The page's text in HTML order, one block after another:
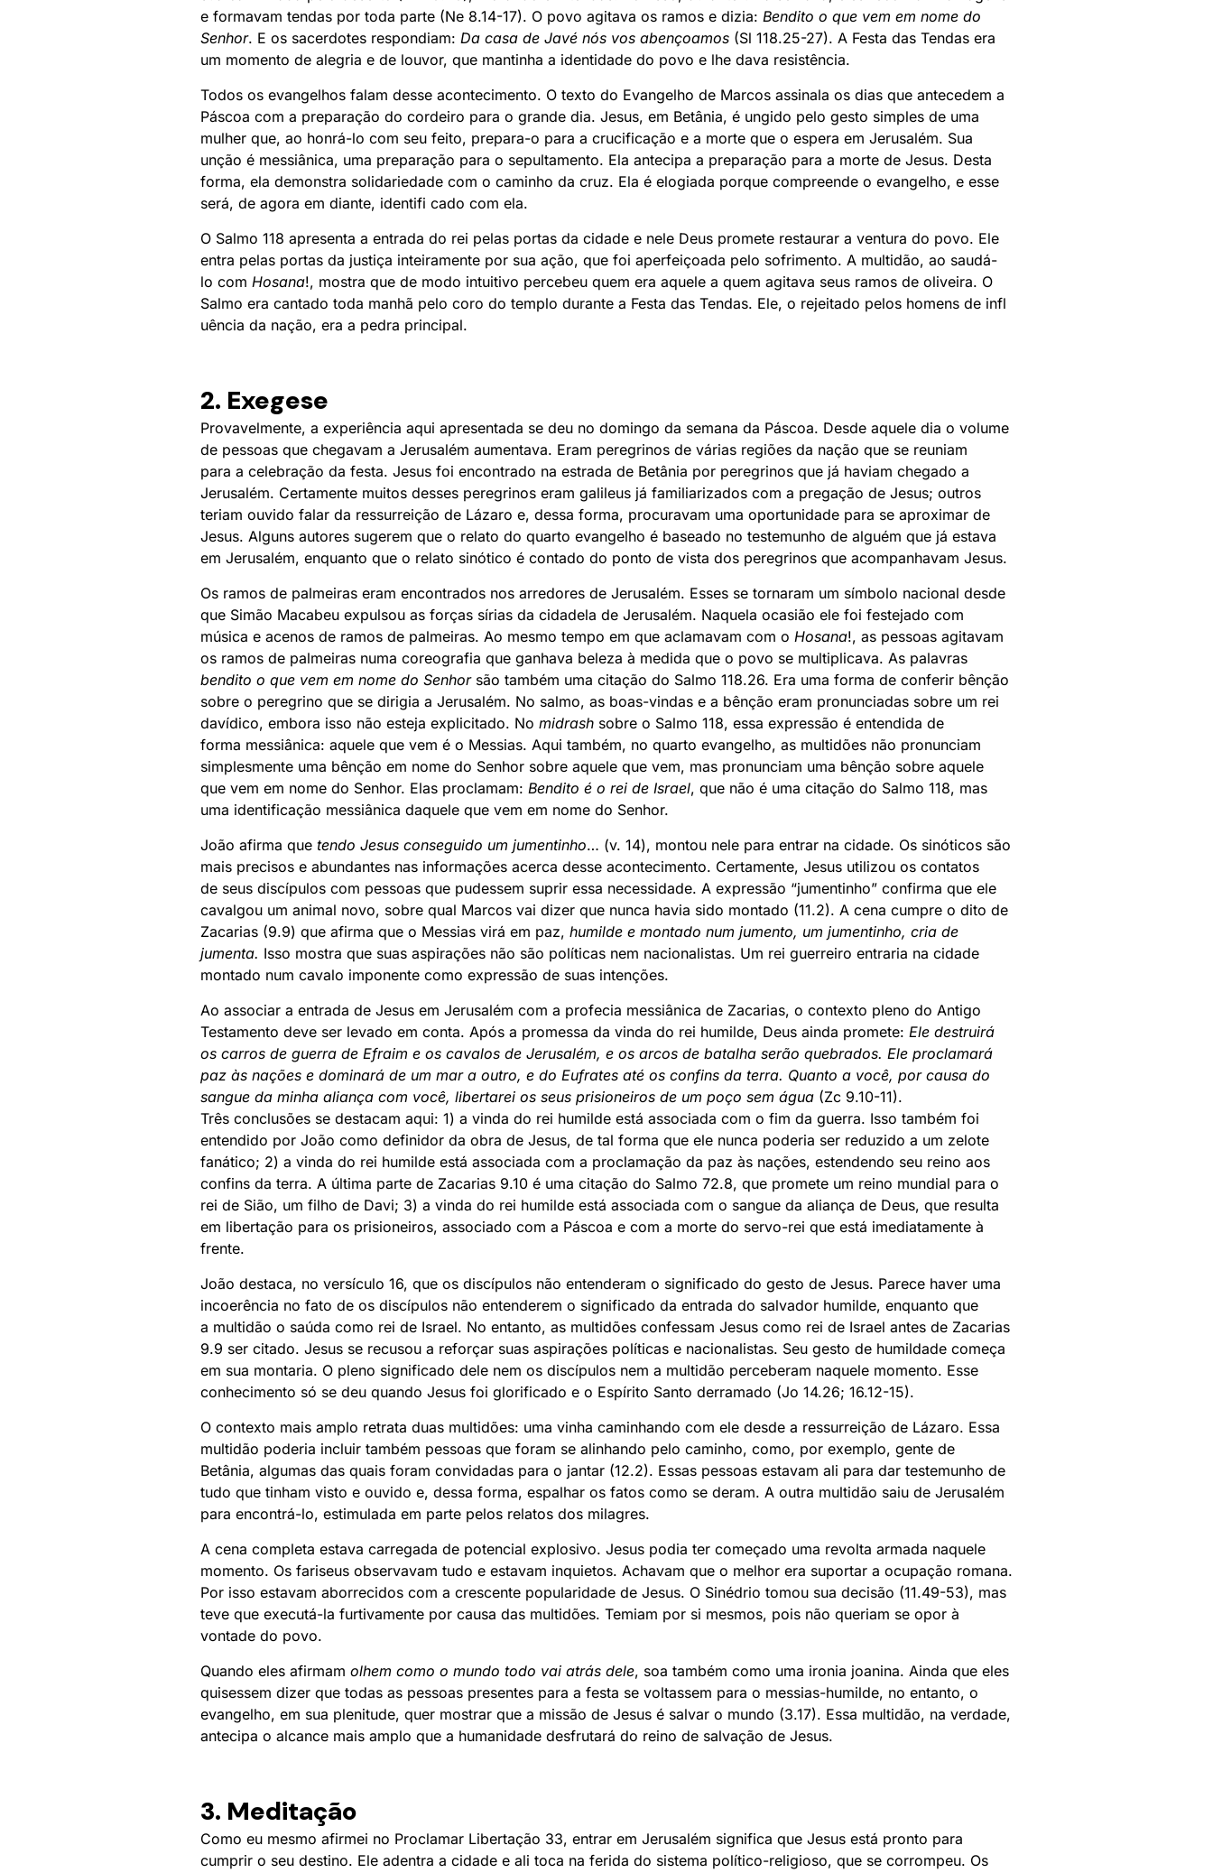
e formavam tendas por toda parte (Ne 8.14-17). O povo agitava os ramos e dizia: Bendito o que vem em nome do
Senhor. E os sacerdotes respondiam: Da casa de Javé nós vos abençoamos (Sl 118.25-27). A Festa das Tendas era
um momento de alegria e de louvor, que mantinha a identidade do povo e lhe dava resistência.
Todos os evangelhos falam desse acontecimento. O texto do Evangelho de Marcos assinala os dias que antecedem a
Páscoa com a preparação do cordeiro para o grande dia. Jesus, em Betânia, é ungido pelo gesto simples de uma
mulher que, ao honrá-lo com seu feito, prepara-o para a crucificação e a morte que o espera em Jerusalém. Sua
unção é messiânica, uma preparação para o sepultamento. Ela antecipa a preparação para a morte de Jesus. Desta
forma, ela demonstra solidariedade com o caminho da cruz. Ela é elogiada porque compreende o evangelho, e esse
será, de agora em diante, identifi cado com ela.
O Salmo 118 apresenta a entrada do rei pelas portas da cidade e nele Deus promete restaurar a ventura do povo. Ele
entra pelas portas da justiça inteiramente por sua ação, que foi aperfeiçoada pelo sofrimento. A multidão, ao saudá-
lo com Hosana!, mostra que de modo intuitivo percebeu quem era aquele a quem agitava seus ramos de oliveira. O
Salmo era cantado toda manhã pelo coro do templo durante a Festa das Tendas. Ele, o rejeitado pelos homens de infl
uência da nação, era a pedra principal.
2. Exegese
Provavelmente, a experiência aqui apresentada se deu no domingo da semana da Páscoa. Desde aquele dia o volume
de pessoas que chegavam a Jerusalém aumentava. Eram peregrinos de várias regiões da nação que se reuniam
para a celebração da festa. Jesus foi encontrado na estrada de Betânia por peregrinos que já haviam chegado a
Jerusalém. Certamente muitos desses peregrinos eram galileus já familiarizados com a pregação de Jesus; outros
teriam ouvido falar da ressurreição de Lázaro e, dessa forma, procuravam uma oportunidade para se aproximar de
Jesus. Alguns autores sugerem que o relato do quarto evangelho é baseado no testemunho de alguém que já estava
em Jerusalém, enquanto que o relato sinótico é contado do ponto de vista dos peregrinos que acompanhavam Jesus.
Os ramos de palmeiras eram encontrados nos arredores de Jerusalém. Esses se tornaram um símbolo nacional desde
que Simão Macabeu expulsou as forças sírias da cidadela de Jerusalém. Naquela ocasião ele foi festejado com
música e acenos de ramos de palmeiras. Ao mesmo tempo em que aclamavam com o Hosana!, as pessoas agitavam
os ramos de palmeiras numa coreografia que ganhava beleza à medida que o povo se multiplicava. As palavras
bendito o que vem em nome do Senhorsão também uma citação do Salmo 118.26. Era uma forma de conferir bênção
sobre o peregrino que se dirigia a Jerusalém. No salmo, as boas-vindas e a bênção eram pronunciadas sobre um rei
davídico, embora isso não esteja explicitado. No midrash sobre o Salmo 118, essa expressão é entendida de
forma messiânica: aquele que vem é o Messias. Aqui também, no quarto evangelho, as multidões não pronunciam
simplesmente uma bênção em nome do Senhor sobre aquele que vem, mas pronunciam uma bênção sobre aquele
que vem em nome do Senhor. Elas proclamam: Bendito é o rei de Israel, que não é uma citação do Salmo 118, mas
uma identificação messiânica daquele que vem em nome do Senhor.
João afirma que tendo Jesus conseguido um jumentinho… (v. 14), montou nele para entrar na cidade. Os sinóticos são
mais precisos e abundantes nas informações acerca desse acontecimento. Certamente, Jesus utilizou os contatos
de seus discípulos com pessoas que pudessem suprir essa necessidade. A expressão “jumentinho” confirma que ele
cavalgou um animal novo, sobre qual Marcos vai dizer que nunca havia sido montado (11.2). A cena cumpre o dito de
Zacarias (9.9) que afirma que o Messias virá em paz, humilde e montado num jumento, um jumentinho, cria de
jumenta. Isso mostra que suas aspirações não são políticas nem nacionalistas. Um rei guerreiro entraria na cidade
montado num cavalo imponente como expressão de suas intenções.
Ao associar a entrada de Jesus em Jerusalém com a profecia messiânica de Zacarias, o contexto pleno do Antigo
Testamento deve ser levado em conta. Após a promessa da vinda do rei humilde, Deus ainda promete: Ele destruirá
os carros de guerra de Efraim e os cavalos de Jerusalém, e os arcos de batalha serão quebrados. Ele proclamará
paz às nações e dominará de um mar a outro, e do Eufrates até os confins da terra. Quanto a você, por causa do
sangue da minha aliança com você, libertarei os seus prisioneiros de um poço sem água (Zc 9.10-11).
Três conclusões se destacam aqui: 1) a vinda do rei humilde está associada com o fim da guerra. Isso também foi
entendido por João como definidor da obra de Jesus, de tal forma que ele nunca poderia ser reduzido a um zelote
fanático; 2) a vinda do rei humilde está associada com a proclamação da paz às nações, estendendo seu reino aos
confins da terra. A última parte de Zacarias 9.10 é uma citação do Salmo 72.8, que promete um reino mundial para o
rei de Sião, um filho de Davi; 3) a vinda do rei humilde está associada com o sangue da aliança de Deus, que resulta
em libertação para os prisioneiros, associado com a Páscoa e com a morte do servo-rei que está imediatamente à
frente.
João destaca, no versículo 16, que os discípulos não entenderam o significado do gesto de Jesus. Parece haver uma
incoerência no fato de os discípulos não entenderem o significado da entrada do salvador humilde, enquanto que
a multidão o saúda como rei de Israel. No entanto, as multidões confessam Jesus como rei de Israel antes de Zacarias
9.9 ser citado. Jesus se recusou a reforçar suas aspirações políticas e nacionalistas. Seu gesto de humildade começa
em sua montaria. O pleno significado dele nem os discípulos nem a multidão perceberam naquele momento. Esse
conhecimento só se deu quando Jesus foi glorificado e o Espírito Santo derramado (Jo 14.26; 16.12-15).
O contexto mais amplo retrata duas multidões: uma vinha caminhando com ele desde a ressurreição de Lázaro. Essa
multidão poderia incluir também pessoas que foram se alinhando pelo caminho, como, por exemplo, gente de
Betânia, algumas das quais foram convidadas para o jantar (12.2). Essas pessoas estavam ali para dar testemunho de
tudo que tinham visto e ouvido e, dessa forma, espalhar os fatos como se deram. A outra multidão saiu de Jerusalém
para encontrá-lo, estimulada em parte pelos relatos dos milagres.
A cena completa estava carregada de potencial explosivo. Jesus podia ter começado uma revolta armada naquele
momento. Os fariseus observavam tudo e estavam inquietos. Achavam que o melhor era suportar a ocupação romana.
Por isso estavam aborrecidos com a crescente popularidade de Jesus. O Sinédrio tomou sua decisão (11.49-53), mas
teve que executá-la furtivamente por causa das multidões. Temiam por si mesmos, pois não queriam se opor à
vontade do povo.
Quando eles afirmam olhem como o mundo todo vai atrás dele, soa também como uma ironia joanina. Ainda que eles
quisessem dizer que todas as pessoas presentes para a festa se voltassem para o messias-humilde, no entanto, o
evangelho, em sua plenitude, quer mostrar que a missão de Jesus é salvar o mundo (3.17). Essa multidão, na verdade,
antecipa o alcance mais amplo que a humanidade desfrutará do reino de salvação de Jesus.
3. Meditação
Como eu mesmo afirmei no Proclamar Libertação 33, entrar em Jerusalém significa que Jesus está pronto para
cumprir o seu destino. Ele adentra a cidade e ali toca na ferida do sistema político-religioso, que se corrompeu. Os